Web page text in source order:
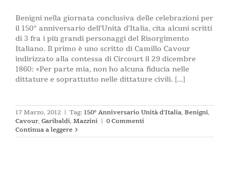
Benigni nella giornata conclusiva delle celebrazioni per
il 150° anniversario dell'Unità d'Italia, cita alcuni scritti
di 3 fra i più grandi personaggi del Risorgimento
Italiano. Il primo è uno scritto di Camillo Cavour
indirizzato alla contessa di Circourt il 29 dicembre
1860: «Per parte mia, non ho alcuna fiducia nelle
dittature e soprattutto nelle dittature civili. [...]
17 Marzo, 2012 | Tag: 150° Anniversario Unità d'Italia, Benigni,
Cavour, Garibaldi, Mazzini | 0 Commenti
Continua a leggere